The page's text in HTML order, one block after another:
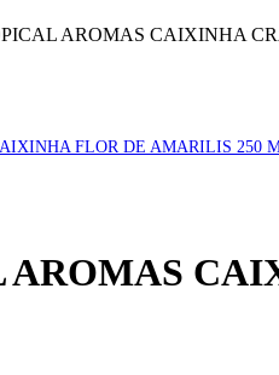
AROMAS CAIXINHA
FLOR DE AMARILIS 250